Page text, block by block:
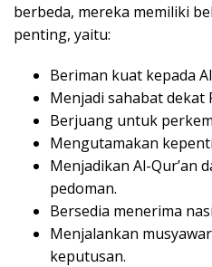
berbeda, mereka memiliki
penting, yaitu:
Beriman kuat kepada
Menjadi sahabat dekat
Berjuang untuk
Mengutamakan
Menjadikan Al-Qur’an
pedoman.
Bersedia menerima
Menjalankan
keputusan.